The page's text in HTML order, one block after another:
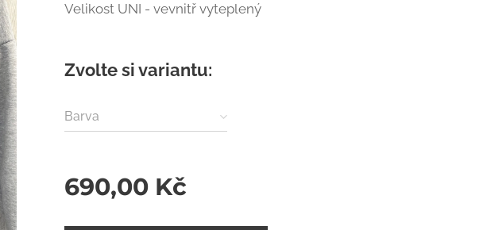
Velikost UNI - vevnitř vyteplený
Zvolte si variantu:
Barva
690,00 Kč